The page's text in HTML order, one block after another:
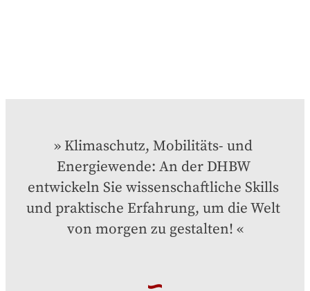
Klimaschutz, Mobilitäts- und
Energiewende: An der DHBW
entwickeln Sie wissenschaftliche Skills
und praktische Erfahrung, um die Welt
von morgen zu gestalten!